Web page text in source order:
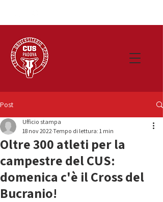
Post
Oltre 300 atleti per la
campestre del CUS:
domenica c'è il Cross del
Bucranio!
Ufficio stampa
18 nov 2022Tempo di lettura: 1 min